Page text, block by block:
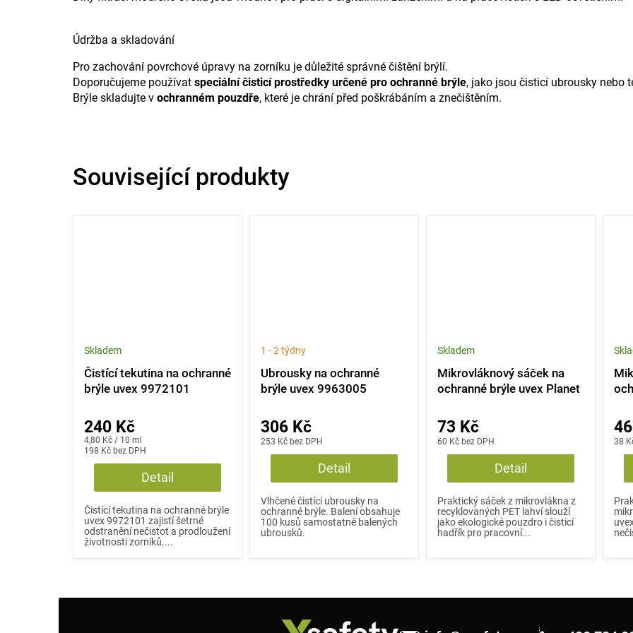
Související produkty
Čistící tekutina na ochranné
brýle uvex 9972101
Skladem
198 Kč bez DPH
240 Kč
Měrná
cena:
4,80 Kč / 10 ml
Detail
Čistící tekutina na ochranné brýle
uvex 9972101 zajistí šetrné
odstranění nečistot a prodloužení
životnosti zorníků....
Ubrousky na ochranné
brýle uvex 9963005
1 - 2 týdny
253 Kč bez DPH
306 Kč
Detail
Vlhčené čistící ubrousky na
ochranné brýle. Balení obsahuje
100 kusů samostatně balených
ubrousků.
Mikrovláknový sáček na
ochranné brýle uvex Planet
Skladem
60 Kč bez DPH
73 Kč
Detail
Praktický sáček z mikrovlákna z
recyklovaných PET lahví slouží
jako ekologické pouzdro i čisticí
hadřík pro pracovní...
38
Údržba a skladování
Pro zachování povrchové úpravy na zorníku je důležité správné čištění brýlí.
Doporučujeme používat speciální čisticí prostředky určené pro ochranné brýle, jako jsou čisticí ubrousky nebo
Brýle skladujte v ochranném pouzdře, které je chrání před poškrábáním a znečištěním.